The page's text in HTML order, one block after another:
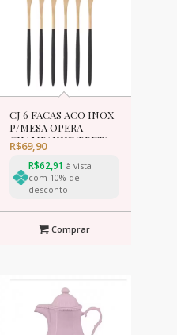
CJ 6 FACAS ACO INOX
P/MESA OPERA
CHAMPANHE/PRETA
22cm
R$69,90
R$62,91 à vista
com 10% de
desconto
Comprar